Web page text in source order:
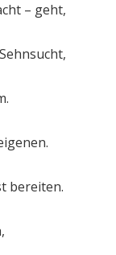
– geht,
bereiten.